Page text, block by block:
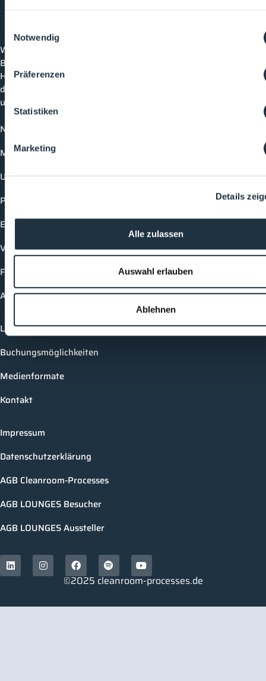
Notwendig
Präferenzen
Statistiken
Marketing
Details
Alle zulassen
Auswahl erlauben
Ablehnen
Cleanroom
Willkommen bei CleanroomProcesses, der
Branchenplattform für Reinraum und Prozesstechnik.
Hier bleibst du immer auf dem neuesten Stand, kannst
dich mit anderen verknüpfen und alle relevanten Themen
und Events der Branche entdecken.
News
Mediathek
Unternehmen
Produkte
Events
Vorträge
Future-Faces
Academy
Login
Buchungsmöglichkeiten
Medienformate
Kontakt
Impressum
Datenschutzerklärung
AGB Cleanroom-Processes
AGB LOUNGES Besucher
AGB LOUNGES Aussteller
©2025 cleanroom-processes.de